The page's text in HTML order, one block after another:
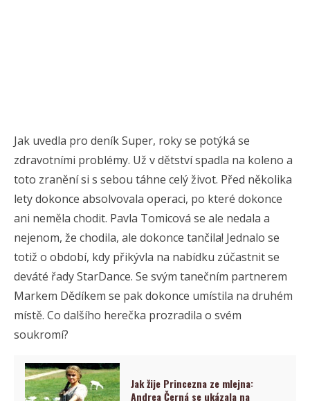
Jak uvedla pro deník Super, roky se potýká se
zdravotními problémy. Už v dětství spadla na koleno a
toto zranění si s sebou táhne celý život. Před několika
lety dokonce absolvovala operaci, po které dokonce
ani neměla chodit. Pavla Tomicová se ale nedala a
nejenom, že chodila, ale dokonce tančila! Jednalo se
totiž o období, kdy přikývla na nabídku zúčastnit se
deváté řady StarDance. Se svým tanečním partnerem
Markem Dědíkem se pak dokonce umístila na druhém
místě. Co dalšího herečka prozradila o svém
soukromí?
Jak žije Princezna ze mlejna:
Andrea Černá se ukázala na